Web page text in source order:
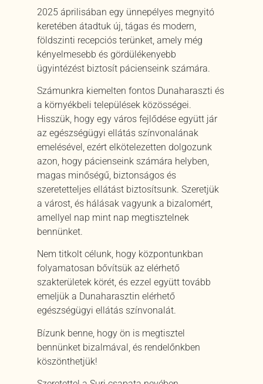
2025 áprilisában egy ünnepélyes megnyitó
keretében átadtuk új, tágas és modern,
földszinti recepciós terünket, amely még
kényelmesebb és gördülékenyebb
ügyintézést biztosít pácienseink számára.
Számunkra kiemelten fontos Dunaharaszti és
a környékbeli települések közösségei.
Hisszük, hogy egy város fejlődése együtt jár
az egészségügyi ellátás színvonalának
emelésével, ezért elkötelezetten dolgozunk
azon, hogy pácienseink számára helyben,
magas minőségű, biztonságos és
szeretetteljes ellátást biztosítsunk. Szeretjük
a várost, és hálásak vagyunk a bizalomért,
amellyel nap mint nap megtisztelnek
bennünket.
Nem titkolt célunk, hogy központunkban
folyamatosan bővítsük az elérhető
szakterületek körét, és ezzel együtt tovább
emeljük a Dunaharasztin elérhető
egészségügyi ellátás színvonalát.
Bízunk benne, hogy ön is megtisztel
bennünket bizalmával, és rendelőnkben
köszönthetjük!